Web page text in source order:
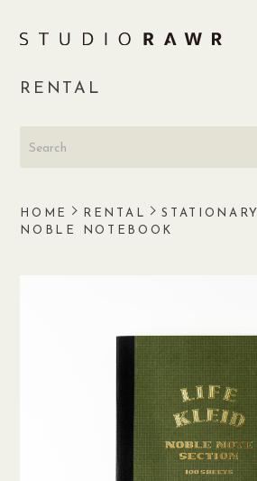
RENTAL
HOME RENTAL STATIONARY
NOBLE NOTEBOOK